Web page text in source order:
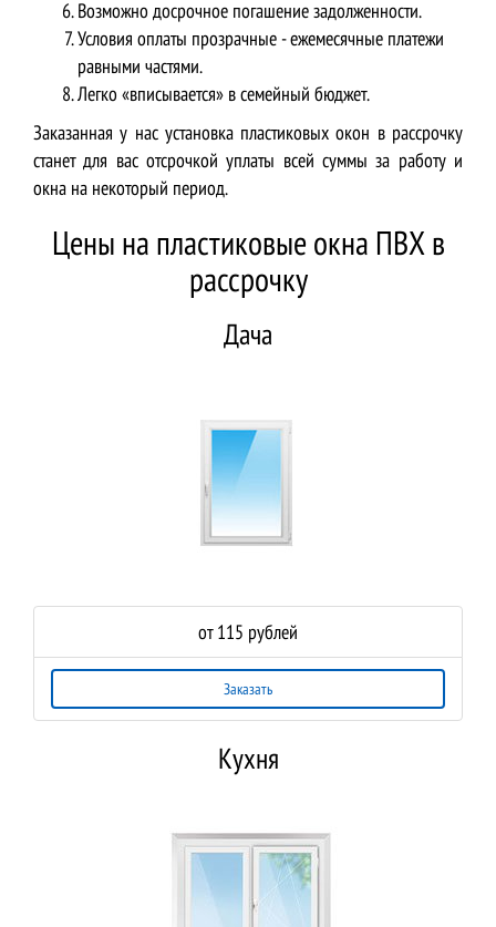
Возможно досрочное погашение задолженности.
Условия оплаты прозрачные - ежемесячные платежи
равными частями.
Легко «вписывается» в семейный бюджет.
Заказанная у нас установка пластиковых окон в рассрочку
станет для вас отсрочкой уплаты всей суммы за работу и
окна на некоторый период.
Цены на пластиковые окна ПВХ в
рассрочку
Дача
от 115 рублей
Заказать
Кухня